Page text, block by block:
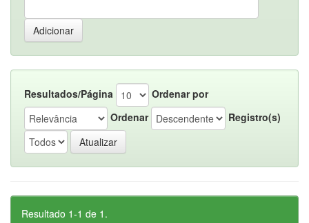
Resultados/Página
Ordenar por
Ordenar
Registro(s)
Resultado 1-1 de 1.